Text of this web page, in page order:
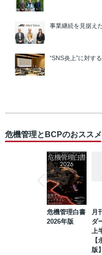
事業継続を見据え
“SNS炎上”に対す
危機管理とBCPのおスス
危機管理白書
2026年版
月
ダ
版】